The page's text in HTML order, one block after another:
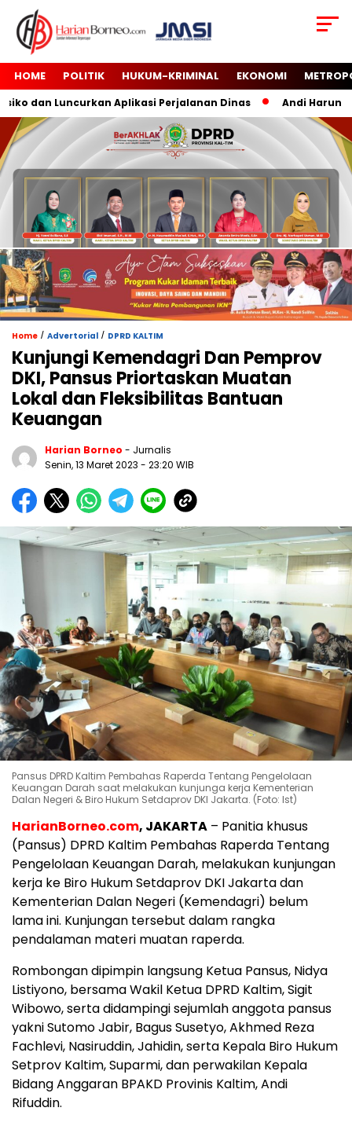
HOME POLITIK HUKUM-KRIMINAL EKONOMI
dan Luncurkan Aplikasi Perjalanan Dinas Andi Harun
Home / Advertorial / DPRD KALTIM
Kunjungi Kemendagri Dan Pemprov
DKI, Pansus Priortaskan Muatan
Lokal dan Fleksibilitas Bantuan
Keuangan
Harian Borneo - Jurnalis
Senin, 13 Maret 2023 - 23:20 WIB
Pansus DPRD Kaltim Pembahas Raperda Tentang Pengelolaan
Keuangan Darah saat melakukan kunjunga kerja Kementerian
Dalan Negeri & Biro Hukum Setdaprov DKI Jakarta. (Foto: Ist)
HarianBorneo.com, JAKARTA – Panitia khusus
(Pansus) DPRD Kaltim Pembahas Raperda Tentang
Pengelolaan Keuangan Darah, melakukan kunjungan
kerja ke Biro Hukum Setdaprov DKI Jakarta dan
Kementerian Dalan Negeri (Kemendagri) belum
lama ini. Kunjungan tersebut dalam rangka
pendalaman materi muatan raperda.
Rombongan dipimpin langsung Ketua Pansus, Nidya
Listiyono, bersama Wakil Ketua DPRD Kaltim, Sigit
Wibowo, serta didampingi sejumlah anggota pansus
yakni Sutomo Jabir, Bagus Susetyo, Akhmed Reza
Fachlevi, Nasiruddin, Jahidin, serta Kepala Biro Hukum
Setprov Kaltim, Suparmi, dan perwakilan Kepala
Bidang Anggaran BPAKD Provinis Kaltim, Andi
Rifuddin.